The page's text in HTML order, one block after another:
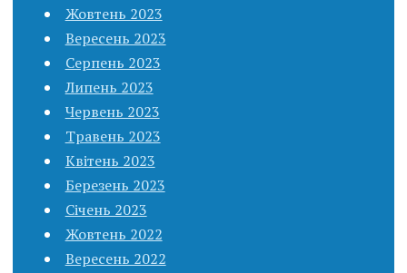
Жовтень 2023
Вересень 2023
Серпень 2023
Липень 2023
Червень 2023
Травень 2023
Квітень 2023
Березень 2023
Січень 2023
Жовтень 2022
Вересень 2022